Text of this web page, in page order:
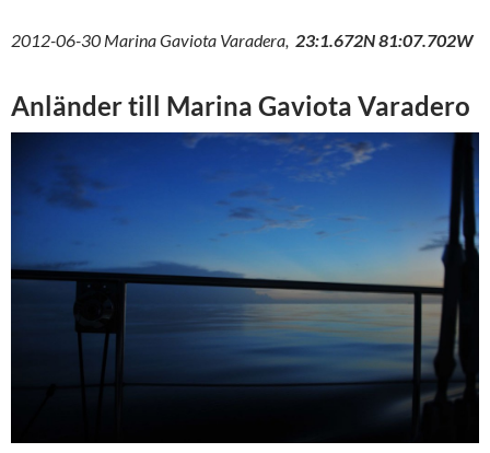
2012-06-30 Marina Gaviota Varadera, 23:1.672N 81:07.702W
Anländer till Marina Gaviota Varadero